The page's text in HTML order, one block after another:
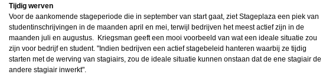
Tijdig werven
Voor de aankomende stageperiode die in september van start gaat, ziet Stageplaza een piek van
studentinschrijvingen in de maanden april en mei, terwijl bedrijven het meest actief zijn in de
maanden juli en augustus. Kriegsman geeft een mooi voorbeeld van wat een ideale situatie zou
zijn voor bedrijf en student. "Indien bedrijven een actief stagebeleid hanteren waarbij ze tijdig
starten met de werving van stagiairs, zou de ideale situatie kunnen onstaan dat de ene stagiair de
andere stagiair inwerkt".